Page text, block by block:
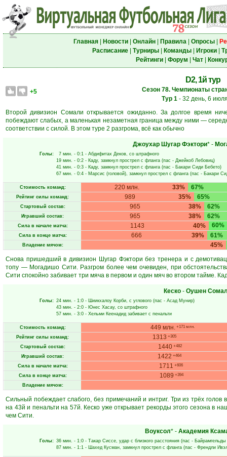
Главная| Новости| Онлайн| Правила| Опросы|
Расписание| Турниры| Команды| Игроки|
Рейтинги| Форум Чат|
D2, 1й тур
+5
Сезон 78. Чемпионаты
Тур 1 - 32 день, 6
Второй дивизион Сомали открывается ожиданно. За долгое время
побеждают слабых, а маленькая незаметная граница между ними —
соответствии с силой. В этом туре 2 разгрома, всё как обычно
Джоухар Шугар Фэктори* -
Голы: 7 мин. - 0:1 - Абдифитах Деков, со штрафного
19 мин. - 0:2 - Каду, замкнул прострел с фланга (пас - Джейкоб Лебовиц)
41 мин. - 0:3 - Каду, замкнул прострел с фланга (пас - Бакари Сиди Бебето)
67 мин. - 0:4 - Марсис (головой), замкнул прострел с фланга (пас - Бакари
Стоимость команд: 33%
220 млн. 67%
Рейтинг силы команд: 35%
989 65%
Стартовый состав: 38%
965 62%
Игравший состав: 38%
965 62%
Сила в начале матча: 40%
1143 60%
Сила в конце матча: 39%
666 61%
Владение мячом:
45%
Снова пришедший в дивизион Шугар Фэктори без тренера и с
топу — Могадишо Сити. Разгром более чем очевиден, при
Сити спокойно забивает три мяча в первом и один мяч во втором тайме.
Кеско- Оушен
Голы: 24 мин. - 1:0 - Шиикхалоу Корби, с углового (пас - Асад Мунир)
43 мин. - 2:0 - Юнес Хасау, со штрафного
57 мин. - 3:0 - Хельми Кеенадид забивает с пенальти
Стоимость команд: 449 млн. +171 млн.
Рейтинг силы команд: 1313 +305
Стартовый состав: 1440+482
Игравший состав: 1422 +464
Сила в начале матча: 1711 +606
Сила в конце матча: 1089 +394
Владение мячом:
Сильный побеждает слабого, без примечаний и интриг. Три из трёх
на 43й и пенальти на 57й. Кеско уже открывает рекорды этого сезона в
чем Сити.
Воуксол* - Академия
Голы: 36 мин. - 1:0 - Такар Сиссе, удар с близкого расстояния (пас - Байрамгельды
87 мин. - 1:1 - Шахед Кусман, замкнул прострел с фланга (пас - Френдли